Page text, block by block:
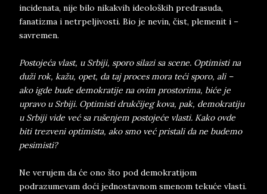
incidenata, nije bilo nikakvih ideoloških predrasuda,
fanatizma i netrpeljivosti. Bio je nevin, čist, plemenit i –
savremen.
Postojeća vlast, u Srbiji, sporo silazi sa scene. Optimisti na
duži rok, kažu, opet, da taj proces mora teći sporo, ali –
ako igde bude demokratije na ovim prostorima, biće je
upravo u Srbiji. Optimisti drukčijeg kova, pak, demokratiju
u Srbiji vide već sa rušenjem postojeće vlasti. Kako ovde
biti trezveni optimista, ako smo već pristali da ne budemo
pesimisti?
Ne verujem da će ono što pod demokratijom
podrazumevam doći jednostavnom smenom tekuće vlasti.